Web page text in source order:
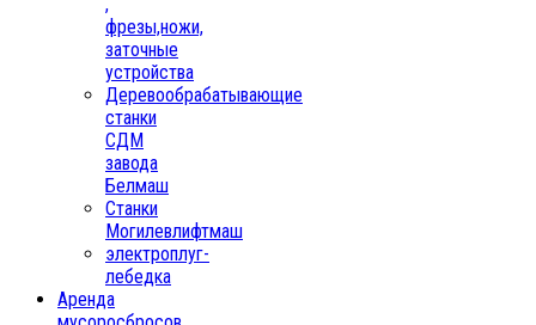
фрезы,ножи,
заточные
устройства
Деревообрабатывающие
станки
СДМ
завода
Белмаш
Станки
Могилевлифтмаш
электроплуг-
лебедка
Аренда